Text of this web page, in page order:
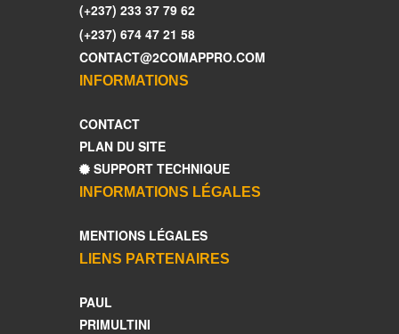
(+237) 233 37 79 62
(+237) 674 47 21 58
CONTACT@2COMAPPRO.COM
INFORMATIONS
CONTACT
PLAN DU SITE
SUPPORT TECHNIQUE
INFORMATIONS LÉGALES
MENTIONS LÉGALES
LIENS PARTENAIRES
PAUL
PRIMULTINI